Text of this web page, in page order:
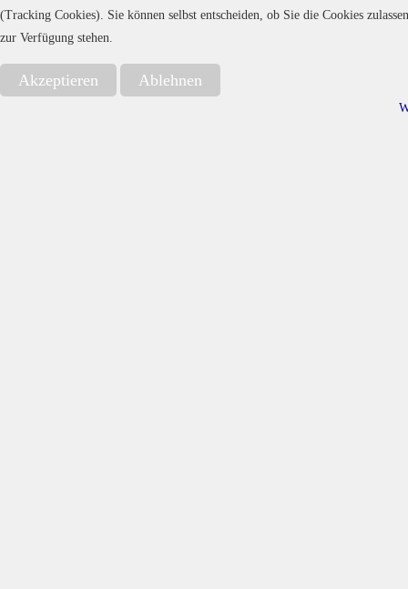
(Tracking Cookies). Sie können selbst entscheiden, ob Sie die Cookies
zur Verfügung stehen.
Akzeptieren Ablehnen